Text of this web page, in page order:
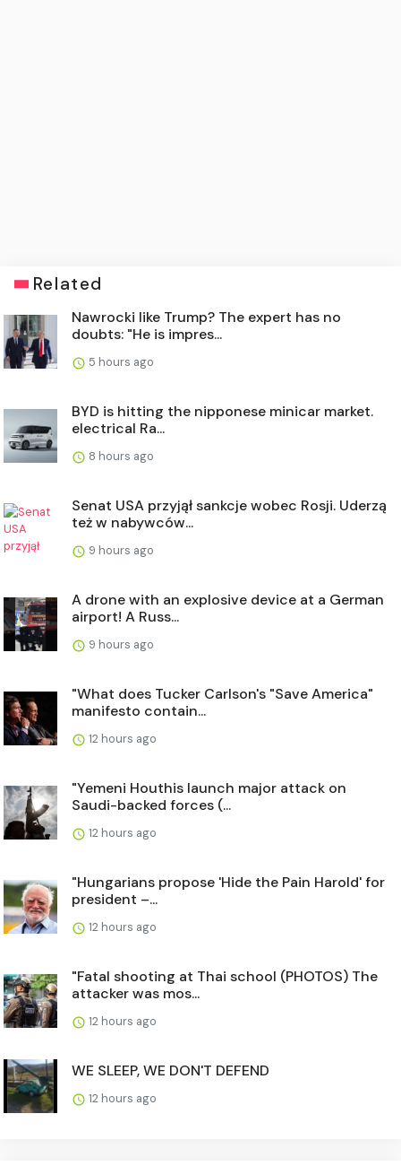
Related
Nawrocki like Trump? The expert has no
doubts: "He is impres...
5 hours ago
BYD is hitting the nipponese minicar market.
electrical Ra...
8 hours ago
Senat USA przyjął sankcje wobec Rosji. Uderzą
też w nabywców...
9 hours ago
A drone with an explosive device at a German
airport! A Russ...
9 hours ago
"What does Tucker Carlson's "Save America"
manifesto contain...
12 hours ago
"Yemeni Houthis launch major attack on
Saudi-backed forces (...
12 hours ago
"Hungarians propose 'Hide the Pain Harold' for
president –...
12 hours ago
"Fatal shooting at Thai school (PHOTOS) The
attacker was mos...
12 hours ago
WE SLEEP, WE DON'T DEFEND
12 hours ago